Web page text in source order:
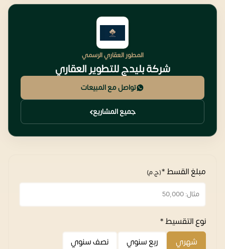
المطور العقاري الرسمي
شركة بليدج للتطوير العقاري
تواصل مع المبيعات
جميع المشاريع
مبلغ القسط *(ج.م)
نوع التقسيط *
شهري
ربع سنوي نصف سنوي